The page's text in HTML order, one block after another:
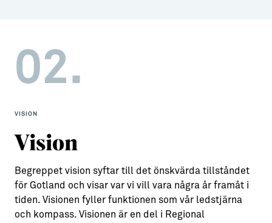
02.
VISION
Vision
Begreppet vision syftar till det önskvärda tillståndet
för Gotland och visar var vi vill vara några år framåt i
tiden. Visionen fyller funktionen som vår ledstjärna
och kompass. Visionen är en del i Regional